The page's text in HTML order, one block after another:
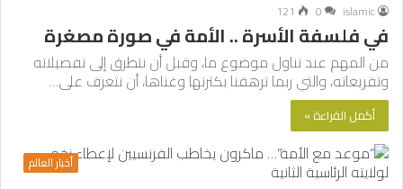
islamic
0
121
في فلسفة الأسرة .. الأمة في صورة مصغرة
من المهم عند تناول موضوع ما، وقبل أن نتطرق إلى تفصيلاته
وتفريعاته، والتي ربما ترهقنا بكثرتها وغناها، أن نتعرف على…
أكمل القراءة »
أخبار العالم